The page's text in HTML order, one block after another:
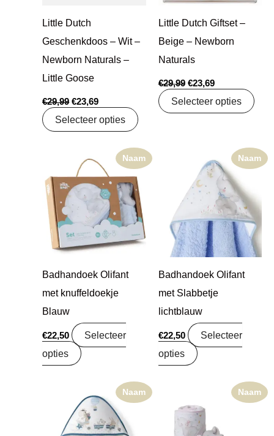
Little Dutch
Geschenkdoos – Wit –
Newborn Naturals –
Little Goose
€29,99 €23,69
Selecteer opties
Little Dutch Giftset –
Beige – Newborn
Naturals
€29,99 €23,69
Selecteer opties
Naam
Badhandoek Olifant
met knuffeldoekje
Blauw
€22,50
Selecteer
opties
Naam
Badhandoek Olifant
met Slabbetje
lichtblauw
€22,50
Selecteer
opties
Naam Naam